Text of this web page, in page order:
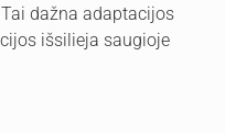
dažna adaptacijos
išsilieja saugioje